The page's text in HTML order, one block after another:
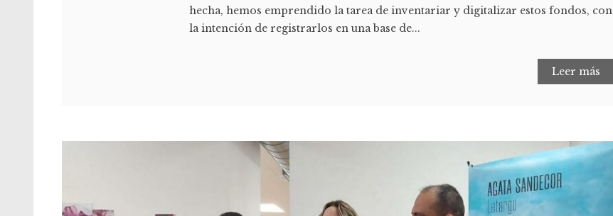
hecha, hemos emprendido la tarea de inventariar y digitalizar estos fondos, con
la intención de registrarlos en una base de...
Leer más